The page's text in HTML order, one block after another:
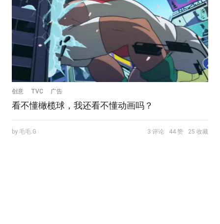
创意 TVC 广告
看不懂橄榄球，我还看不懂动画吗？
by 毛毛.G 3 评论 44 赞 25 收藏